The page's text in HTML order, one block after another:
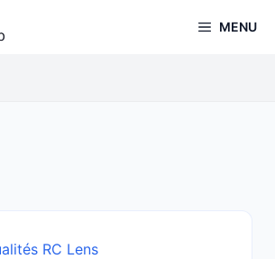
MENU
RC Lens